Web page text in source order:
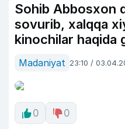
Sohib Abbosxon
sovurib, xalqqa
kinochilar haqida
Madaniyat 23:10 /
0 0